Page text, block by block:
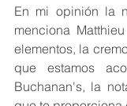
En mi opinión la
menciona
elementos, la
que estamos
Buchanan's, la